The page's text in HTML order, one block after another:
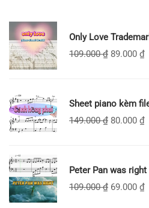
Only Love
109.000₫ 89.000 ₫
Sheet piano kèm
149.000₫ 80.000 ₫
Peter Pan was
109.000₫ 69.000 ₫